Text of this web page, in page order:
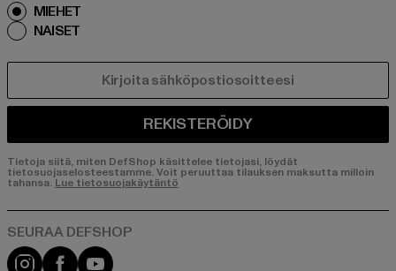
MIEHET
NAISET
REKISTERÖIDY
Tietoja siitä, miten DefShop käsittelee tietojasi, löydät
tietosuojaselosteestamme. Voit peruuttaa tilauksen maksutta milloin
tahansa. Lue tietosuojakäytäntö
Visit our Instagram page:
Visit our Facebook page:
Visit our YouTube channel: